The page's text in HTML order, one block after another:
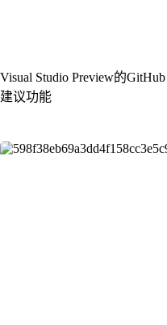
Visual Studio Preview的
建议功能